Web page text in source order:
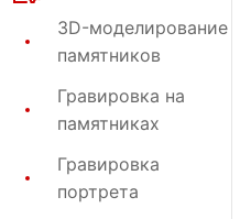
3D-моделирование
памятников
Гравировка на
памятниках
Гравировка
портрета